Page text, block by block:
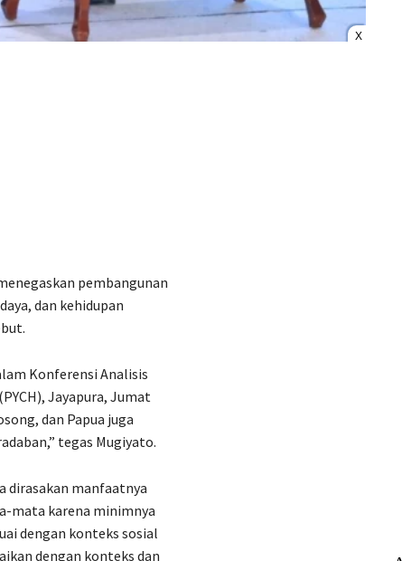
X
pembangunan
dan kehidupan
Konferensi Analisis
Jayapura, Jumat
dan Papua juga
tegas Mugiyato.
dirasakan manfaatnya
mata karena minimnya
dengan konteks sosial
dengan konteks dan